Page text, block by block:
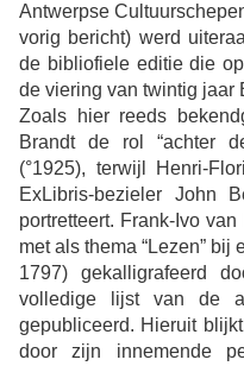
Antwerpse
vorig bericht) werd
de bibliofiele editie die
de viering van twintig jaar
Zoals hier reeds
Brandt de rol “achter
(°1925), terwijl Henri-
ExLibris-bezieler John
portretteert. Frank-Ivo
met als thema “Lezen” bij
1797)
gekalligrafeerd
volledige lijst van de
gepubliceerd. Hieruit
door zijn innemende